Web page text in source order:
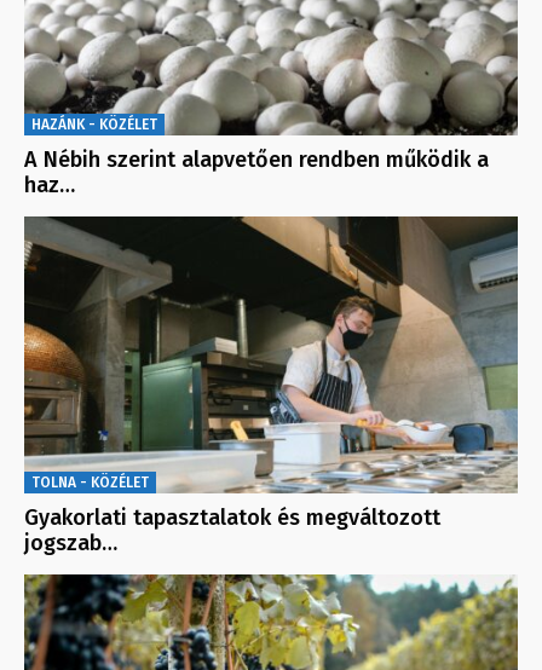
HAZÁNK - KÖZÉLET
A Nébih szerint alapvetően rendben működik a
haz…
TOLNA - KÖZÉLET
Gyakorlati tapasztalatok és megváltozott
jogszab…